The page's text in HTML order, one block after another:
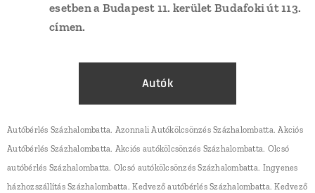
esetben a Budapest 11. kerület Budafoki út 113.
címen.
Autók
Autóbérlés Százhalombatta. Azonnali Autókölcsönzés Százhalombatta. Akciós
Autóbérlés Százhalombatta. Akciós autókölcsönzés Százhalombatta. Olcsó
autóbérlés Százhalombatta. Olcsó autókölcsönzés Százhalombatta. Ingyenes
házhozszállítás Százhalombatta. Kedvező autóbérlés Százhalombatta. Kedvező